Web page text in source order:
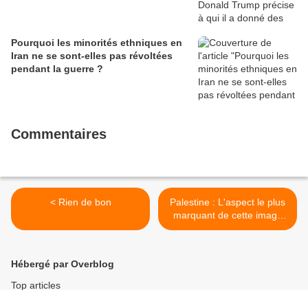
Pourquoi les minorités ethniques en
Iran ne se sont-elles pas révoltées
pendant la guerre ?
Commentaires
< Rien de bon
Palestine : L'aspect le plus
marquant de cette image
est son silence. >
Hébergé par Overblog
Top articles